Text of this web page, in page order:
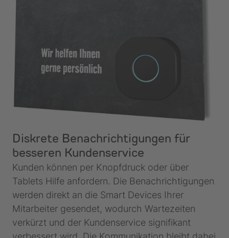
Slide 3 of 5.
Diskrete Benachrichtigungen für
besseren Kundenservice
Kunden können per Knopfdruck oder über
Tablets Hilfe anfordern. Die Benachrichtigungen
werden direkt an die Smart Devices Ihrer
Mitarbeiter gesendet, wodurch Wartezeiten
verkürzt und der Kundenservice signifikant